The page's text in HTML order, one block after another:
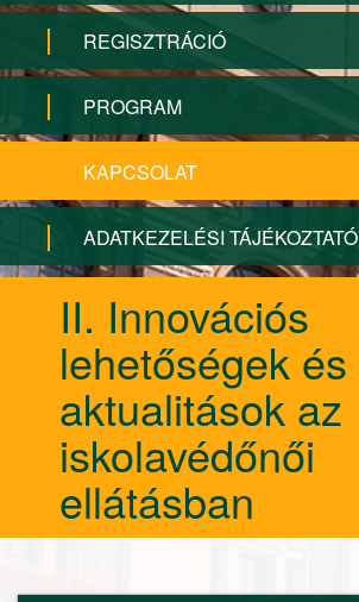
REGISZTRÁCIÓ
PROGRAM
KAPCSOLAT
ADATKEZELÉSI TÁJÉKOZTATÓ
II. Innovációs
lehetőségek és
aktualitások az
iskolavédőnői
ellátásban